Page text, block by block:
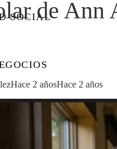
SOCIALde Ann
Hace 2 añosHace 2 años